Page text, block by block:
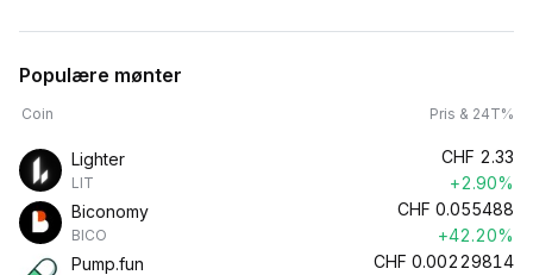
Populære mønter
Coin Pris & 24T%
Lighter
LIT
CHF 2.33
+2.90%
Biconomy
BICO
CHF 0.055488
+42.20%
Pump.fun
CHF 0.00229814